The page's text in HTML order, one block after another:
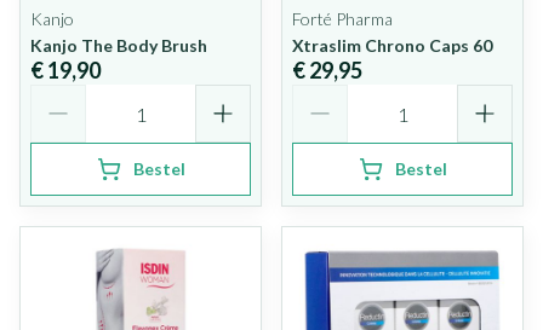
Kanjo
Kanjo The Body Brush
€ 19,90
Bestel
Forté Pharma
Xtraslim Chrono Caps 60
€ 29,95
Bestel